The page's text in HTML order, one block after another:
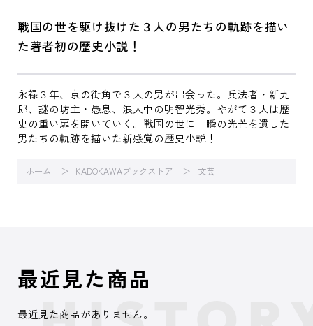
戦国の世を駆け抜けた３人の男たちの軌跡を描い
た著者初の歴史小説！
永禄３年、京の街角で３人の男が出会った。兵法者・新九
郎、謎の坊主・愚息、浪人中の明智光秀。やがて３人は歴
史の重い扉を開いていく。戦国の世に一瞬の光芒を遺した
男たちの軌跡を描いた新感覚の歴史小説！
ホーム KADOKAWAブックストア 文芸
最近見た商品
最近見た商品がありません。